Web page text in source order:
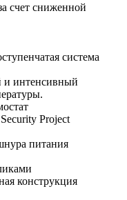
счет сниженной
система
и интенсивный
Project
питания
конструкция